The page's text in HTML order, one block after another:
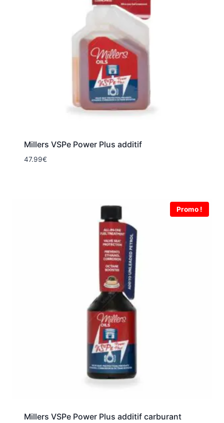
Millers VSPe Power Plus additif
47.99€
Promo !
Millers VSPe Power Plus additif carburant